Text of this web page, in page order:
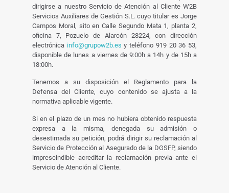
dirigirse a nuestro Servicio de Atención al Cliente W2B
Servicios Auxiliares de Gestión S.L. cuyo titular es Jorge
Campos Moral, sito en Calle Segundo Mata 1, planta 2,
oficina 7, Pozuelo de Alarcón 28224, con dirección
electrónica info@grupow2b.es y teléfono 919 20 36 53,
disponible de lunes a viernes de 9:00h a 14h y de 15h a
18:00h.
Tenemos a su disposición el Reglamento para la
Defensa del Cliente, cuyo contenido se ajusta a la
normativa aplicable vigente.
Si en el plazo de un mes no hubiera obtenido respuesta
expresa a la misma, denegada su admisión o
desestimada su petición, podrá dirigir su reclamación al
Servicio de Protección al Asegurado de la DGSFP, siendo
imprescindible acreditar la reclamación previa ante el
Servicio de Atención al Cliente.